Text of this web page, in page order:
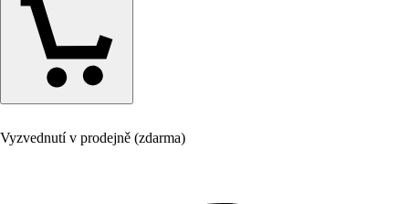
Vyzvednutí v prodejně (zdarma)